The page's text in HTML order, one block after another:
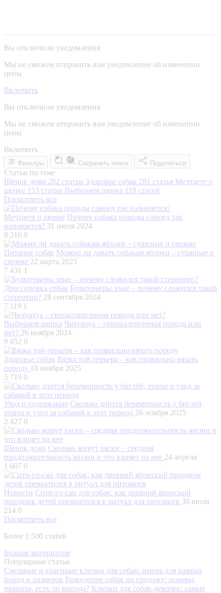
Вы отключили уведомления
Мы не сможем отправить вам уведомление об изменении
цены
Включить
Вы отключили уведомления
Мы не сможем отправить вам уведомление об изменении
цены
Включить
Фильтры Сохранить поиск Поделиться
Статьи по теме
Щенок дома 282 статьи Здоровье собак 281 статья Мечтаете о
щенке 153 статьи Выбираем щенка 119 статей
Посмотреть все
Мечтаете о щенке Почему собака породы самоед так
называется? 31 июля 2024
8 216 0
Питание собак Можно ли давать собакам яблоки – сушеные и
свежие 22 марта 2025
7 431 1
Дрессировка собак Бультерьеры злые – почему сложился такой
стереотип? 28 сентября 2024
7 119 1
Выбираем щенка Чихуахуа – гипоаллергенная порода или
нет? 26 ноября 2024
9 852 0
Здоровье собак Вязка той-терьера – как правильно вязать
породу 18 ноября 2025
5 719 0
Уход и содержание Сколько длится беременность у биглей,
этапы и уход за собакой в этот период 26 ноября 2025
2 427 0
Щенок дома Сколько живут хаски – средняя
продолжительность жизни и что влияет на нее 24 апреля
1 607 0
Новости Сити-го-сан для собак: как древний японский
праздник детей превратился в ритуал для питомцев 30 июля
214 0
Посмотреть все
Более 1 500 статей
Больше материалов
Популярные статьи
Смешные и красивые клички для собак: имена для разных
пород и размеров Разведение собак на продажу: основы,
правила, есть ли выгода? Клички для собак-девочек: самые